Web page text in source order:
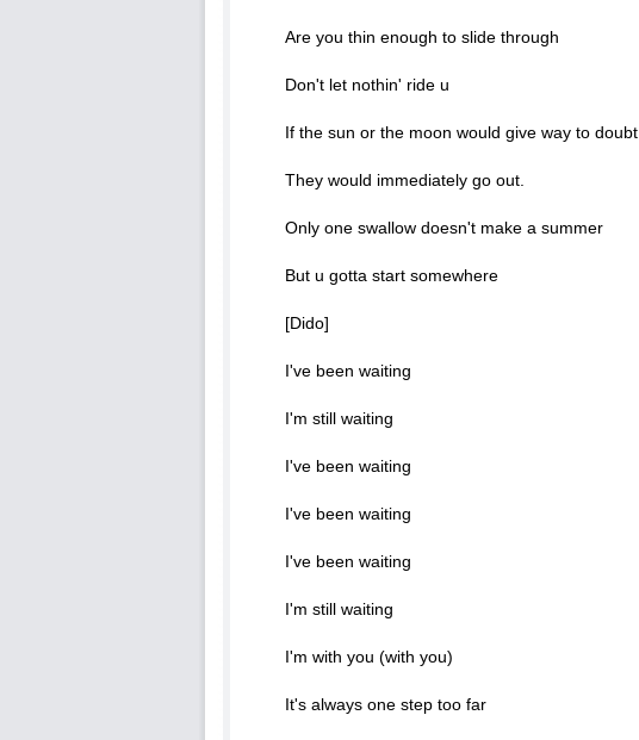
Are you thin enough to slide through
Don't let nothin' ride u
If the sun or the moon would give way to doubt
They would immediately go out.
Only one swallow doesn't make a summer
But u gotta start somewhere
[Dido]
I've been waiting
I'm still waiting
I've been waiting
I've been waiting
I've been waiting
I'm still waiting
I'm with you (with you)
It's always one step too far